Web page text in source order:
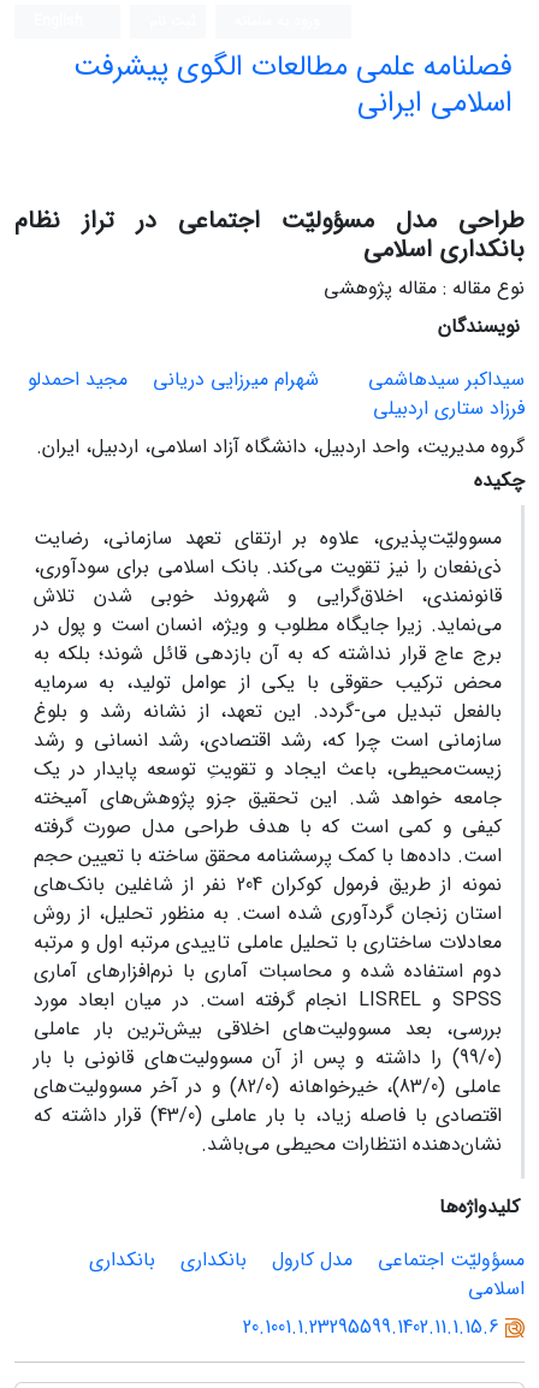
فصلنامه علمی مطالعات الگوی پیشرفت
اسلامی ایرانی
طراحی مدل مسؤولیّت اجتماعی در تراز نظام
بانکداری اسلامی
نوع مقاله : مقاله پژوهشی
نویسندگان
سیداکبر سیدهاشمی
شهرام میرزایی دریانی
مجید احمدلو
فرزاد ستاری اردبیلی
گروه مدیریت، واحد اردبیل، دانشگاه آزاد اسلامی، اردبیل، ایران.
چکیده
مسوولیّت‌پذیری، علاوه‌ بر ارتقای تعهد سازمانی، رضایت
ذی‌نفعان را نیز تقویت می‌کند. بانک اسلامی برای سودآوری،
قانونمندی، اخلاق‌گرایی و شهروند خوبی شدن تلاش
می‌نماید. زیرا جایگاه مطلوب و ویژه، انسان است و پول در
برج عاج قرار نداشته که به آن بازدهی قائل شوند؛ بلکه به
محض ترکیب حقوقی با یکی از عوامل تولید، به سرمایه
بالفعل تبدیل می-گردد. این تعهد، از نشانه رشد و بلوغ
سازمانی است چرا که، رشد اقتصادی، رشد انسانی و رشد
زیست‌محیطی، باعث ایجاد و تقویتِ توسعه پایدار در یک
جامعه خواهد شد. این تحقیق جزو پژوهش‌های آمیخته
کیفی و کمی است که با هدف طراحی مدل صورت گرفته
است. داده‌ها با کمک پرسشنامه محقق ساخته با تعیین حجم
نمونه از طریق فرمول کوکران 204 نفر از شاغلین بانک‌های
استان زنجان گردآوری شده است. به منظور تحلیل، از روش
معادلات ساختاری با تحلیل عاملی تاییدی مرتبه اول و مرتبه
دوم استفاده شده و محاسبات آماری با نرم‌افزارهای آماری
SPSS و LISREL انجام گرفته است. در میان ابعاد مورد
بررسی، بعد مسوولیت‌های اخلاقی بیش‌ترین بار عاملی
(99/0) را داشته و پس از آن مسوولیت‌های قانونی با بار
عاملی (83/0)، خیرخواهانه (82/0) و در آخر مسوولیت‌های
اقتصادی با فاصله زیاد، با بار عاملی (43/0) قرار داشته که
نشان‌دهنده انتظارات محیطی می‌باشد.
کلیدواژه‌ها
مسؤولیّت اجتماعی
مدل کارول بانکداری
بانکداری
اسلامی
20.1001.1.23295599.1402.11.1.15.6